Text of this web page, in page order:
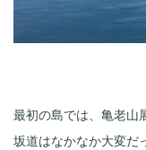
最初の島では、亀老山
坂道はなかなか大変だ